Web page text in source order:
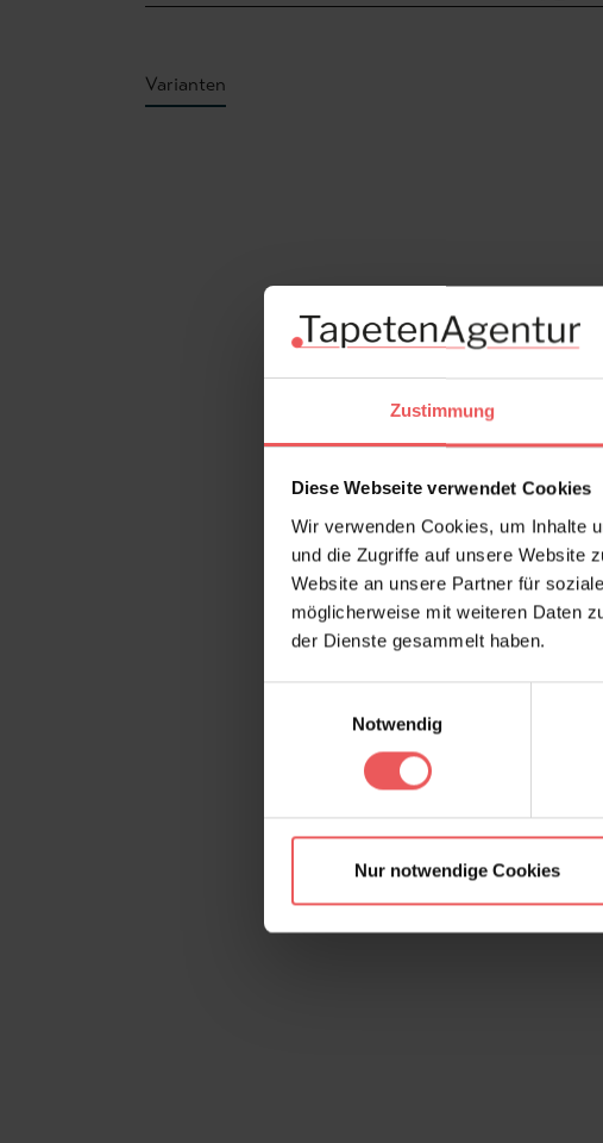
Zustimmung
Diese Webseite verwendet Cookies
Wir verwenden Cookies, um Inhalte
und die Zugriffe auf unsere Website
Website an unsere Partner für
möglicherweise mit weiteren Daten
der Dienste gesammelt haben.
Notwendig
Nur notwendige Cookies
Varianten